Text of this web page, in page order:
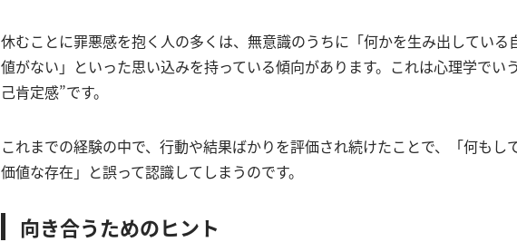
休むことに罪悪感を抱く人の多くは、無意識のうちに「何かを生み出している
値がない」といった思い込みを持っている傾向があります。これは心理学でい
己肯定感”です。
これまでの経験の中で、行動や結果ばかりを評価され続けたことで、「何もし
価値な存在」と誤って認識してしまうのです。
向き合うためのヒント